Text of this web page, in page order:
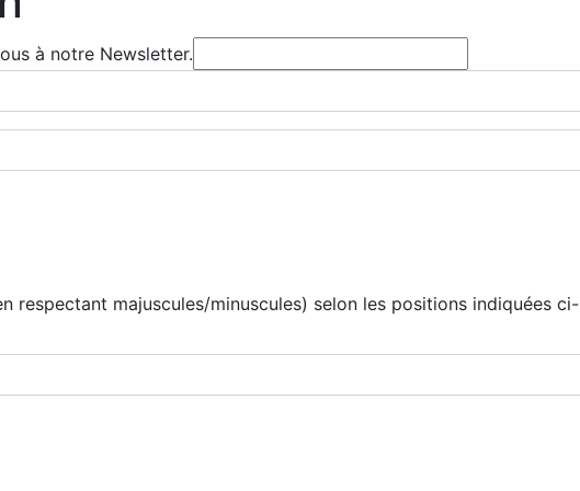
à notre Newsletter.
respectant majuscules/minuscules) selon les positions indiquées ci-